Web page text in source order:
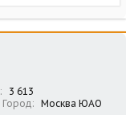
3 613
Город Москва ЮАО